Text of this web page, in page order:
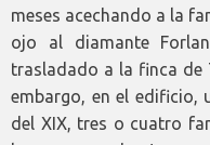
meses acechando a la
ojo al diamante
trasladado a la finca de
embargo, en el edificio,
del XIX, tres o cuatro